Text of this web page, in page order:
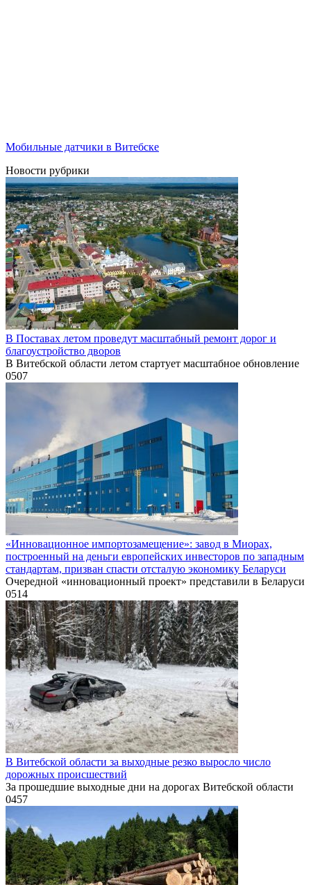
Мобильные датчики в Витебске
Новости рубрики
В Поставах летом проведут масштабный ремонт дорог и
благоустройство дворов
В Витебской области летом стартует масштабное обновление
0507
«Инновационное импортозамещение»: завод в Миорах,
построенный на деньги европейских инвесторов по западным
стандартам, призван спасти отсталую экономику Беларуси
Очередной «инновационный проект» представили в Беларуси
0514
В Витебской области за выходные резко выросло число
дорожных происшествий
За прошедшие выходные дни на дорогах Витебской области
0457